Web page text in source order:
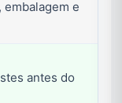
e
antes do